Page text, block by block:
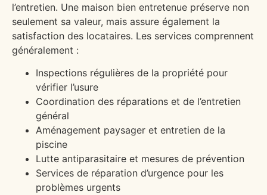
l’entretien. Une maison bien entretenue préserve non
seulement sa valeur, mais assure également la
satisfaction des locataires. Les services comprennent
généralement :
Inspections régulières de la propriété pour
vérifier l’usure
Coordination des réparations et de l’entretien
général
Aménagement paysager et entretien de la
piscine
Lutte antiparasitaire et mesures de prévention
Services de réparation d’urgence pour les
problèmes urgents